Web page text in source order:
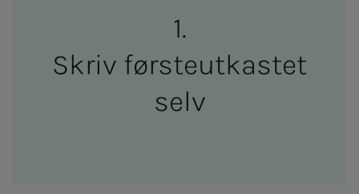
Skriv førs­­­teutkastet
selv